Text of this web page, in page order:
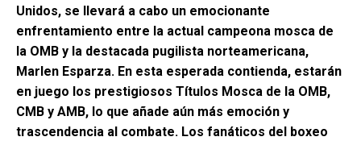
Unidos, se llevará a cabo un emocionante
enfrentamiento entre la actual campeona mosca de
la OMB y la destacada pugilista norteamericana,
Marlen Esparza. En esta esperada contienda, estarán
en juego los prestigiosos Títulos Mosca de la OMB,
CMB y AMB, lo que añade aún más emoción y
trascendencia al combate. Los fanáticos del boxeo